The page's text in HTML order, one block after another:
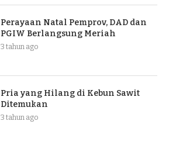
Perayaan Natal Pemprov, DAD dan
PGIW Berlangsung Meriah
3 tahun ago
Pria yang Hilang di Kebun Sawit
Ditemukan
3 tahun ago